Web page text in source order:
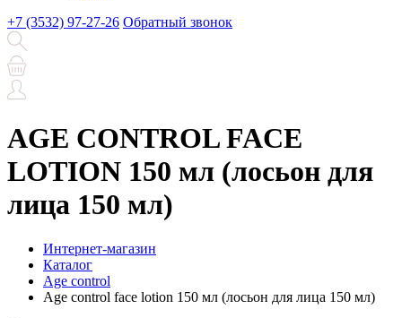
+7 (3532) 97-27-26 Обратный звонок
AGE CONTROL FACE
LOTION 150 мл (лосьон для
лица 150 мл)
Интернет-магазин
Каталог
Age control
Age control face lotion 150 мл (лосьон для лица 150 мл)